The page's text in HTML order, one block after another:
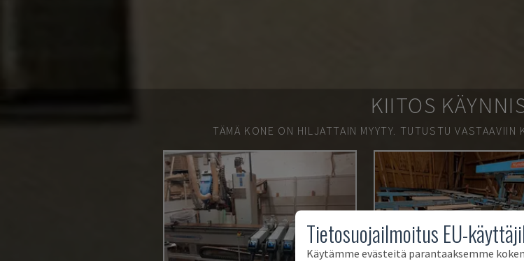
KIITOS
TÄMÄ KONE ON HILJATTAIN MYYTY. TUTUSTU VASTAAVIIN
Tietosuojailmoitus EU-
Käytämme evästeitä parantaaksemme